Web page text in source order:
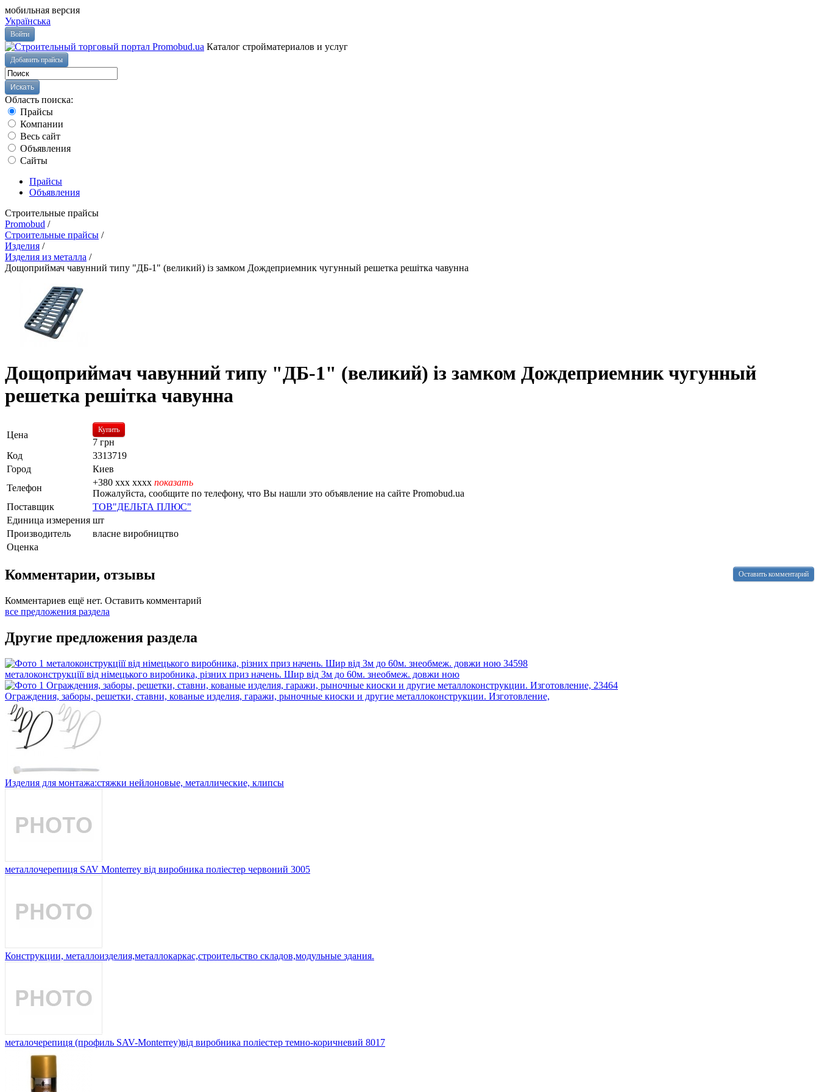
мобильная версия
Українська
Войти
Каталог стройматериалов и услуг
Добавить прайсы
Область поиска:
Прайсы
Компании
Весь сайт
Объявления
Сайты
Прайсы
Объявления
Строительные прайсы
Promobud /
Строительные прайсы /
Изделия /
Изделия из металла /
Дощоприймач чавунний типу "ДБ-1" (великий) із замком Дождеприемник чугунный решетка решітка чавунна
Дощоприймач чавунний типу "ДБ-1" (великий) із замком Дождеприемник чугунный
решетка решітка чавунна
Цена Купить
7 грн
Код
3313719
Город
Киев
Телефон
+380 xxx xxxx показать
Пожалуйста, сообщите по телефону, что Вы нашли это объявление на сайте Promobud.ua
Поставщик
ТОВ"ДЕЛЬТА ПЛЮС"
Единица измерения шт
Производитель
власне виробництво
Оценка
Оставить комментарий
Комментарии, отзывы
Комментариев ещё нет. Оставить комментарий
все предложения раздела
Другие предложения раздела
металоконструкціїї від німецького виробника, різних приз начень. Шир від 3м до 60м. знеобмеж. довжи ною
Ограждения, заборы, решетки, ставни, кованые изделия, гаражи, рыночные киоски и другие металлоконструкции. Изготовление,
Изделия для монтажа:стяжки нейлоновые, металлические, клипсы
металлочерепиця SAV Мonterrey від виробника поліестер червоний 3005
Конструкции, металлоизделия,металлокаркас,строительство складов,модульные здания.
металочерепиця (профиль SAV-Мonterrey)від виробника поліестер темно-коричневий 8017